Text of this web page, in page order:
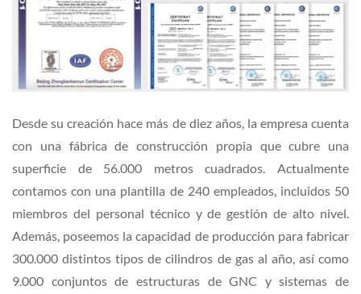
Desde su creación hace más de diez años, la empresa cuenta
con una fábrica de construcción propia que cubre una
superficie de 56.000 metros cuadrados. Actualmente
contamos con una plantilla de 240 empleados, incluidos 50
miembros del personal técnico y de gestión de alto nivel.
Además, poseemos la capacidad de producción para fabricar
300.000 distintos tipos de cilindros de gas al año, así como
9.000 conjuntos de estructuras de GNC y sistemas de